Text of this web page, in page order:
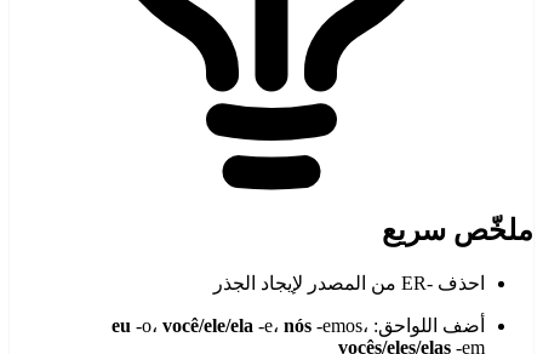
ملخّص سريع
احذف -ER من المصدر لإيجاد الجذر
أضف اللواحق: eu -o، você/ele/ela -e، nós -emos،
vocês/eles/elas -em